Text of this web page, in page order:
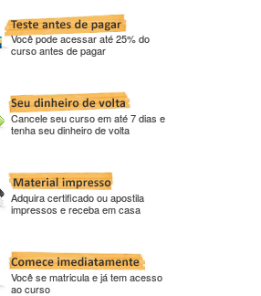
Você pode acessar até 25% do
curso antes de pagar
Cancele seu curso em até 7 dias e
tenha seu dinheiro de volta
Adquira certificado ou apostila
impressos e receba em casa
Você se matricula e já tem acesso
ao curso